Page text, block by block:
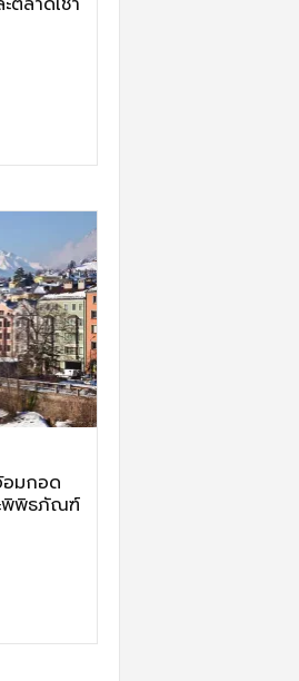
มกอด
พิพิธภัณฑ์